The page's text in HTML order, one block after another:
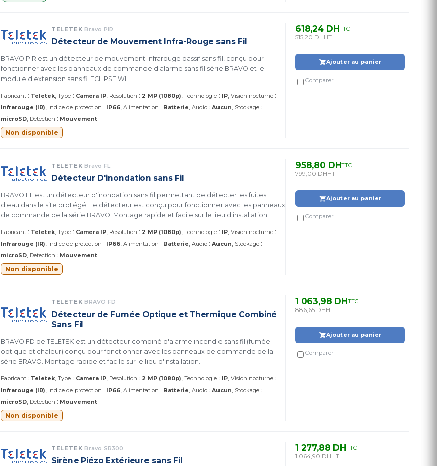
TELETEK Bravo PIR
Détecteur de Mouvement Infra-Rouge sans Fil
BRAVO PIR est un détecteur de mouvement infrarouge passif sans fil, conçu pour
fonctionner avec les panneaux de commande d'alarme sans fil série BRAVO et le
module d'extension sans fil ECLIPSE WL
Fabricant : Teletek Type : Camera IP Resolution : 2 MP (1080p) Technologie : IP Vision nocturne :
Infrarouge (IR) Indice de protection : IP66 Alimentation : Batterie Audio : Aucun Stockage :
microSD Detection : Mouvement
Non disponible
618,24 DHTTC
515,20 DHHT
Ajouter au panier
Comparer
TELETEK Bravo FL
Détecteur D'inondation sans Fil
BRAVO FL est un détecteur d'inondation sans fil permettant de détecter les fuites
d'eau dans le site protégé. Le détecteur est conçu pour fonctionner avec les panneaux
de commande de la série BRAVO. Montage rapide et facile sur le lieu d'installation
Fabricant : Teletek Type : Camera IP Resolution : 2 MP (1080p) Technologie : IP Vision nocturne :
Infrarouge (IR) Indice de protection : IP66 Alimentation : Batterie Audio : Aucun Stockage :
microSD Detection : Mouvement
Non disponible
958,80 DHTTC
799,00 DHHT
Ajouter au panier
Comparer
TELETEK BRAVO FD
Détecteur de Fumée Optique et Thermique Combiné
Sans Fil
BRAVO FD de TELETEK est un détecteur combiné d'alarme incendie sans fil (fumée
optique et chaleur) conçu pour fonctionner avec les panneaux de commande de la
série BRAVO. Montage rapide et facile sur le lieu d'installation.
Fabricant : Teletek Type : Camera IP Resolution : 2 MP (1080p) Technologie : IP Vision nocturne :
Infrarouge (IR) Indice de protection : IP66 Alimentation : Batterie Audio : Aucun Stockage :
microSD Detection : Mouvement
Non disponible
1 063,98 DHTTC
886,65 DHHT
Ajouter au panier
Comparer
TELETEK Bravo SR300
Sirène Piézo Extérieure sans Fil
1 277,88 DHTTC
1 064,90 DHHT